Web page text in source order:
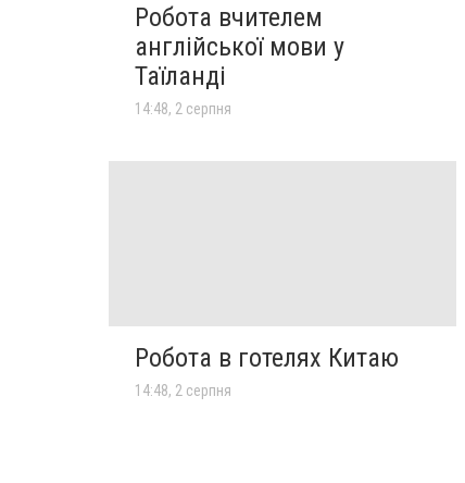
Робота вчителем
англійської мови у
Таїланді
14:48, 2 серпня
Робота в готелях Китаю
14:48, 2 серпня